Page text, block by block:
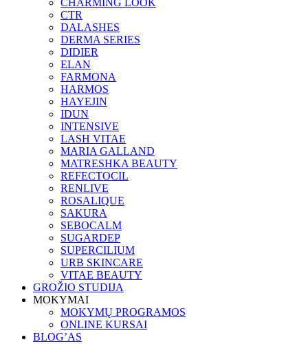
CHARMING LOOK
CTR
DALASHES
DERMA SERIES
DIDIER
ELAN
FARMONA
HARMOS
HAYEJIN
IDUN
INTENSIVE
LASH VITAE
MARIA GALLAND
MATRESHKA BEAUTY
REFECTOCIL
RENLIVE
ROSALIQUE
SAKURA
SEBOCALM
SUGARDEP
SUPERCILIUM
URB SKINCARE
VITAE BEAUTY
GROŽIO STUDIJA
MOKYMAI
MOKYMŲ PROGRAMOS
ONLINE KURSAI
BLOG’AS